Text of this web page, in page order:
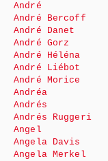
André
André Bercoff
André Danet
André Gorz
André Héléna
André Liébot
André Morice
Andréa
Andrés
Andrés Ruggeri
Angel
Angela Davis
Angela Merkel